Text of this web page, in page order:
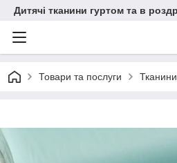
Дитячі тканини гуртом та в
Товари та послуги